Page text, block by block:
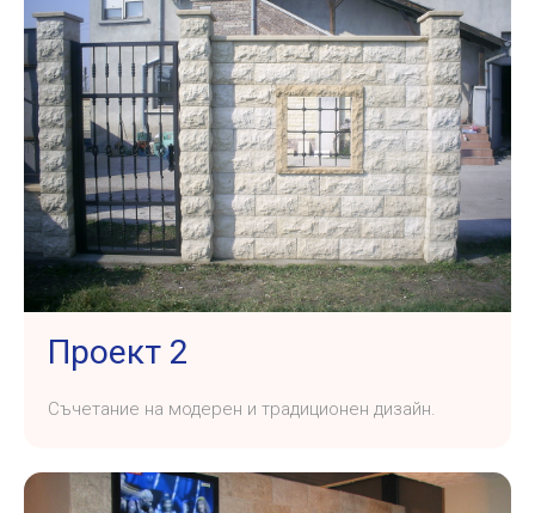
Проект 2
Съчетание на модерен и традиционен дизайн.